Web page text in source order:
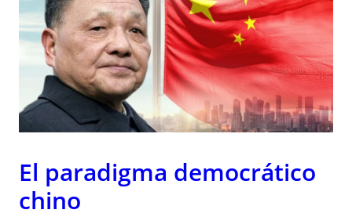
El paradigma democrático
chino